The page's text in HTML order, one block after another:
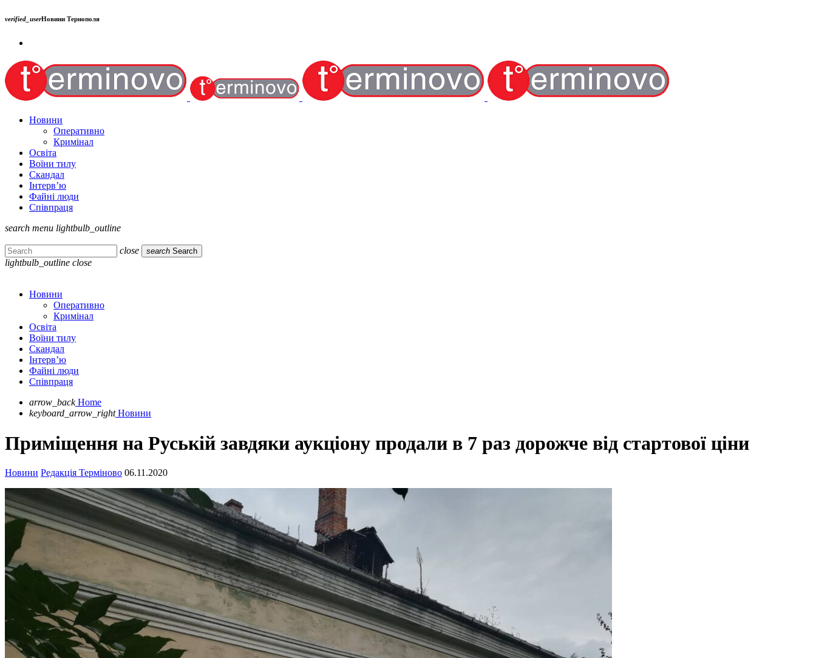
verified_userНовини Тернополя
Новини
Оперативно
Кримінал
Освіта
Воїни тилу
Скандал
Інтерв’ю
Файні люди
Співпраця
search menu lightbulb_outline
close search Search
lightbulb_outline close
Новини
Оперативно
Кримінал
Освіта
Воїни тилу
Скандал
Інтерв’ю
Файні люди
Співпраця
arrow_back Home
keyboard_arrow_right Новини
Приміщення на Руській завдяки аукціону продали в 7 раз дорожче від стартової ціни
Новини Редакція Терміново 06.11.2020